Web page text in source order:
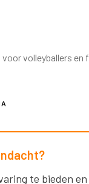
volleyballers en
te bieden